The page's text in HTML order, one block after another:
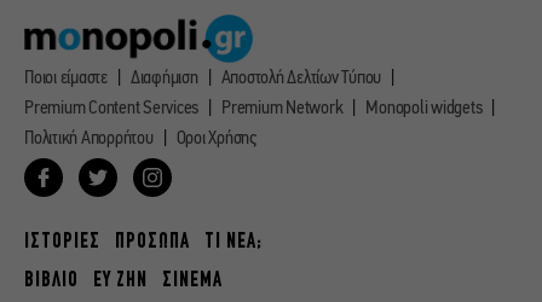
Ποιοι είμαστε Διαφήμιση
Αποστολή Δελτίων Τύπου
Premium Content Services
Premium Network
Monopoli widgets
Πολιτική Απορρήτου
Οροι Χρήσης
ΙΣΤΟΡΙΕΣ ΠΡΟΣΩΠΑ
ΤΙ ΝΕΑ;
ΒΙΒΛΙΟ
ΕΥ ΖΗΝ ΣΙΝΕΜΑ